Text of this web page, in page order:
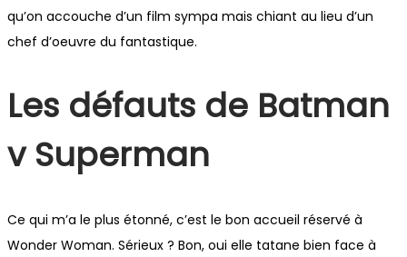
qu’on accouche d’un film sympa mais chiant au lieu d’un
chef d’oeuvre du fantastique.
Les défauts de Batman
v Superman
Ce qui m’a le plus étonné, c’est le bon accueil réservé à
Wonder Woman. Sérieux ? Bon, oui elle tatane bien face à